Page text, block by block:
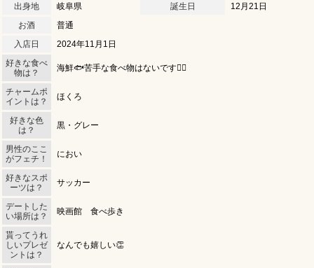
出身地
岐阜県 誕生日
12月21日
お酒
普通
入店日
2024年11月1日
好きな食べ
物は？
海鮮🐟苦手な食べ物はないです🙂‍↔️
チャームポ
イントは？
ほくろ
好きな色
は？
黒・グレー
男性のここ
がフェチ！
におい
好きなスポ
ーツは？
サッカー
デートした
い場所は？
映画館 食べ歩き
貰ってうれ
しいプレゼ
ントは？
なんでも嬉しい👏
北海道